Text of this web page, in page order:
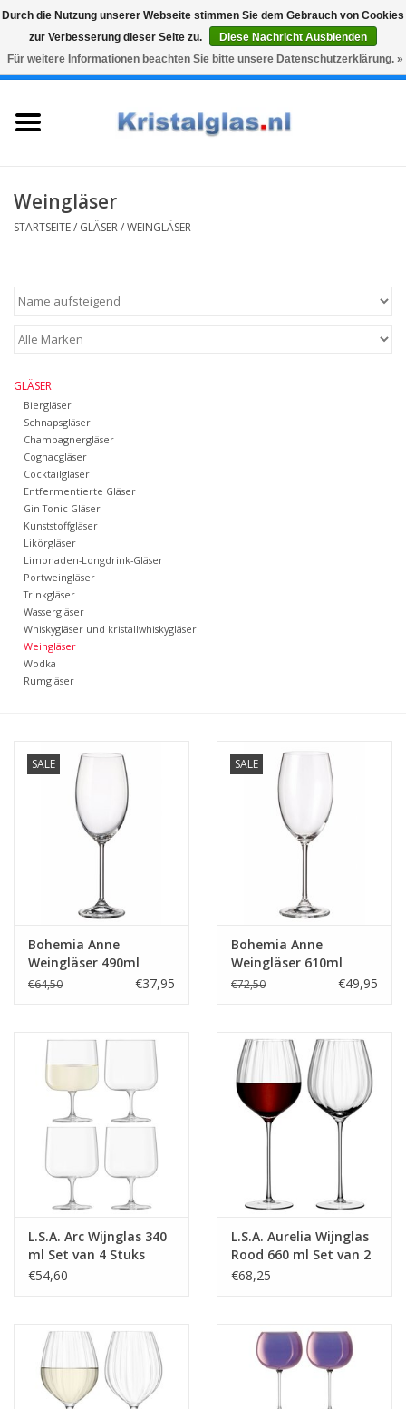
Snelle levering
Graveren
0 Artikel - €0,00
Karaffen
Kaffee & Tee
Bar & Wein
Weingläser
STARTSEITE/ GLÄSER/WEINGLÄSER
GLÄSER
Biergläser
Schnapsgläser
Champagnergläser
Cognacgläser
Cocktailgläser
Entfermentierte Gläser
Gin Tonic Gläser
Kunststoffgläser
Likörgläser
Limonaden-Longdrink-Gläser
Portweingläser
Trinkgläser
Wassergläser
Whiskygläser und kristallwhiskygläser
Weingläser
Wodka
Rumgläser
SALE
Bohemia Anne
Weingläser 490ml
€64,50 €37,95
SALE
Bohemia Anne
Weingläser 610ml
€72,50 €49,95
L.S.A. Arc Wijnglas 340
ml Set van 4 Stuks
€54,60
L.S.A. Aurelia Wijnglas
Rood 660 ml Set van 2
Stuks
€68,25
Durch die Nutzung unserer Webseite stimmen Sie dem Gebrauch von Cookies
zur Verbesserung dieser Seite zu.
Diese Nachricht Ausblenden
Für weitere Informationen beachten Sie bitte unsere Datenschutzerklärung. »